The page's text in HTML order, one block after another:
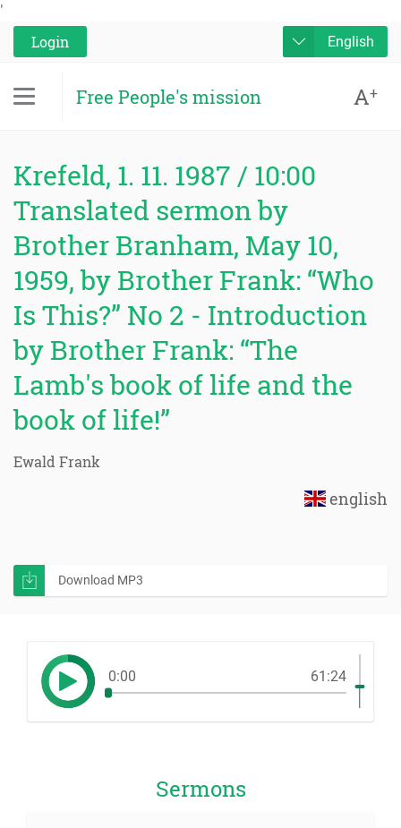
'
Login
English
Free People's mission A+
Krefeld, 1. 11. 1987 / 10:00
Translated sermon by
Brother Branham, May 10,
1959, by Brother Frank: “Who
Is This?” No 2 - Introduction
by Brother Frank: “The
Lamb's book of life and the
book of life!”
Ewald Frank
english
Download MP3
0:00 61:24
Sermons